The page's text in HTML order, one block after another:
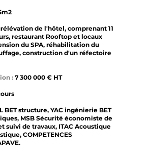
de l'hôtel, comprenant 11
restaurant Rooftop et locaux
du SPA, réhabilitation du
construction d'un réfectoire
:7 300 000 € HT
BET structure, YAC ingénierie BET
MSB Sécurité économiste de
suivi de travaux, ITAC Acoustique
COMPETENCES